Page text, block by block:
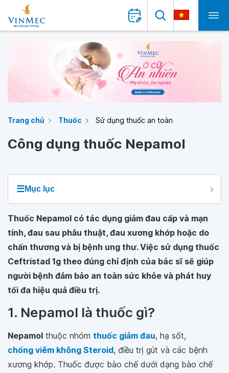
Trang chủ Thuốc Sử dụng thuốc an toàn
Công dụng thuốc Nepamol
☰Mục lục
Thuốc Nepamol có tác dụng giảm đau cấp và mạn
tính, đau sau phẫu thuật, đau xương khớp hoặc do
chấn thương và bị bệnh ung thư. Việc sử dụng thuốc
Ceftristad 1g theo đúng chỉ định của bác sĩ sẽ giúp
người bệnh đảm bảo an toàn sức khỏe và phát huy
tối đa hiệu quả điều trị.
1. Nepamol là thuốc gì?
Nepamol thuộc nhóm thuốc giảm đau, hạ sốt,
chống viêm không Steroid, điều trị gút và các bệnh
xương khớp. Thuốc được bào chế dưới dạng bào chế